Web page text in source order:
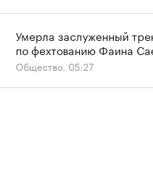
Умерла заслуженный
по фехтованию Фаина
Общество, 05:27